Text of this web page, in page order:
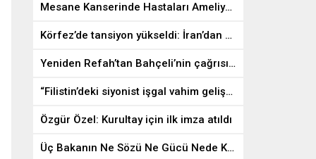
Mesane Kanserinde Hastaları Ameliyattan Kurtaran İlaç
Körfez’de tansiyon yükseldi: İran’dan ABD üslerine misilleme
Yeniden Refah’tan Bahçeli’nin çağrısına destek
“Filistin’deki siyonist işgal vahim gelişmelere gebe”
Özgür Özel: Kurultay için ilk imza atıldı
Üç Bakanın Ne Sözü Ne Gücü Nede Kudreti Yetmedi